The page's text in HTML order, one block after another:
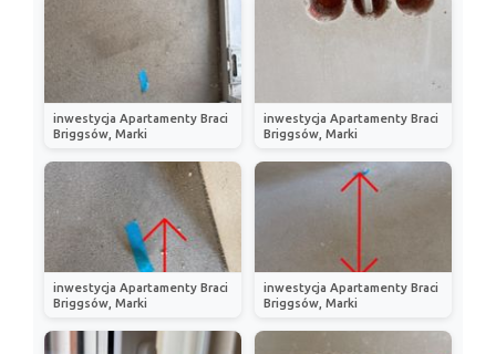
inwestycja Apartamenty Braci
Briggsów, Marki
inwestycja Apartamenty Braci
Briggsów, Marki
inwestycja Apartamenty Braci
Briggsów, Marki
inwestycja Apartamenty Braci
Briggsów, Marki